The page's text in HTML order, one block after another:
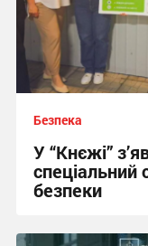
Безпека
У “Кнєжі”
спеціальний
безпеки